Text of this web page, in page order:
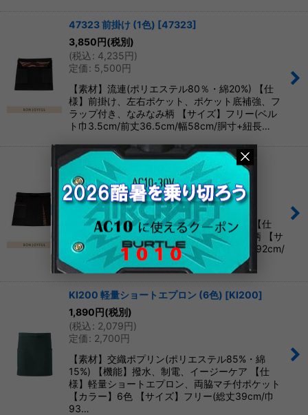
47323 前掛け (1色) [47323]
3,850円(税別)
(税込: 4,235円)
定価: 5,500円
【素材】流連(ポリエステル80％・綿20%) 【仕
様】前掛け、左右ポケット、ポケット底補強、フ
ラップ付き、なみなみ柄 【サイズ】フリー(ベル
ト巾3.5cm/前丈36.5cm/幅58cm/胴寸+紐長…
47320 前掛け (1色)[47320]
3,710
円(税別)
(税込: 4,081円)
定価: 5,300円
【素材】流連(ポリエステル80%・綿20%) 【仕
様】前掛け、右ポット、前スリット、華波柄 【サ
イズ】フリー(ベルト巾3.5cm/前丈33cm幅92cm/
胴寸+紐長さ258) 【カラー】1色 …
KI200 軽量ショートエプロン (6色) [KI200]
1,890円(税別)
(税込: 2,079円)
定価: 2,700円
【素材】交織ポプリン(ポリエステル85%・綿
15%) 【機能】撥水、制電、イージーケア 【仕
様】軽量ショートエプロン、両脇マチ付ポケット
【カラー】6色 【サイズ】フリー(総丈39cm/巾
93…